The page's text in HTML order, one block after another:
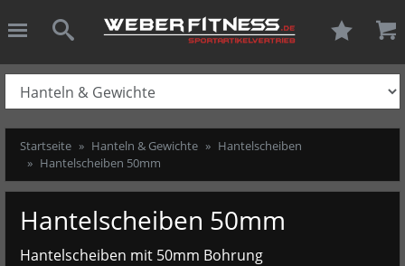
Weber-
schließen
Suche
Startseite Hanteln & Gewichte
Hantelscheiben
Hantelscheiben 50mm
Hantelscheiben 50mm
Hantelscheiben mit 50mm Bohrung